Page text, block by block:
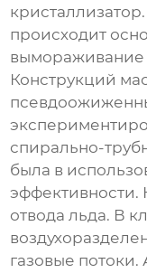
происходит
вымораживание
Конструкций
спирально-
была в
эффективности.
отвода льда. В
газовые потоки.